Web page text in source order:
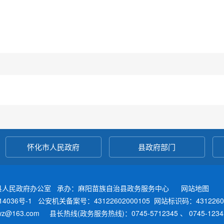
怀化市人民政府 县政府部门
民政府办公室 承办：麻阳苗族自治县政务服务中心
网站地图
号-1
公安机关备案号：43122602000105 网站标识码：
县长热线(政务服务热线)：0745-5712345 、 0745-